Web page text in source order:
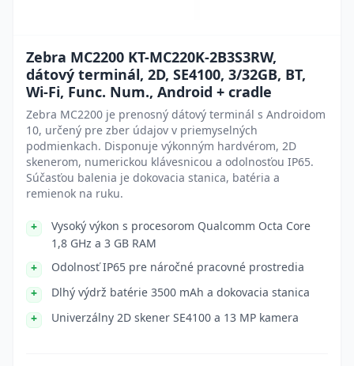
Zebra MC2200 KT-MC220K-2B3S3RW,
dátový terminál, 2D, SE4100, 3/32GB, BT,
Wi-Fi, Func. Num., Android + cradle
Zebra MC2200 je prenosný dátový terminál s Androidom
10, určený pre zber údajov v priemyselných
podmienkach. Disponuje výkonným hardvérom, 2D
skenerom, numerickou klávesnicou a odolnosťou IP65.
Súčasťou balenia je dokovacia stanica, batéria a
remienok na ruku.
Vysoký výkon s procesorom Qualcomm Octa Core
1,8 GHz a 3 GB RAM
Odolnosť IP65 pre náročné pracovné prostredia
Dlhý výdrž batérie 3500 mAh a dokovacia stanica
Univerzálny 2D skener SE4100 a 13 MP kamera